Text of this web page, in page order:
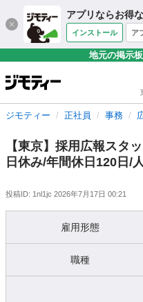
アプリならお得
インストール ア
地元の掲示
ジモティー 正社員 事務
【東京】採用広報スタ
日休み/年間休日120日/
投稿ID: 1nl1jc 2026年7月17日 00:21
雇用形態
職種